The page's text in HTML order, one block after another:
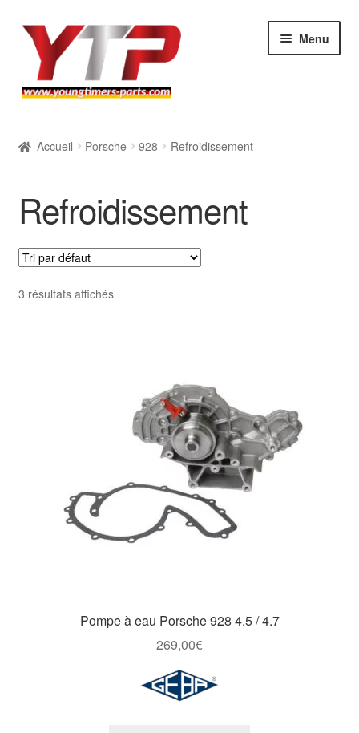
Aller
navigation
Aller
contenu
Menu
Mercedes
Porsche
Volkswagen
Accueil Porsche 928 Refroidissement
Refroidissement
3 résultats affichés
Pompe à eau Porsche 928 4.5 / 4.7
269,00€